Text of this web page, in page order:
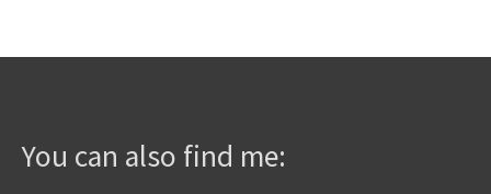
You can also find me: